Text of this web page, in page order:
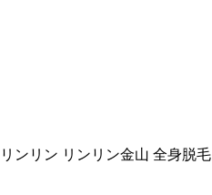
リンリン リンリン金山 全身脱毛